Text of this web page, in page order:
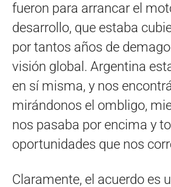
fueron para arrancar el
desarrollo, que estaba
por tantos años de
visión global. Argentina
en sí misma, y nos
mirándonos el ombligo,
nos pasaba por encima y
oportunidades que nos
Claramente, el acuerdo es